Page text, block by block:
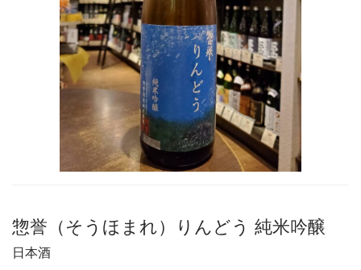
惣誉（そうほまれ）りんどう 純米吟醸
日本酒